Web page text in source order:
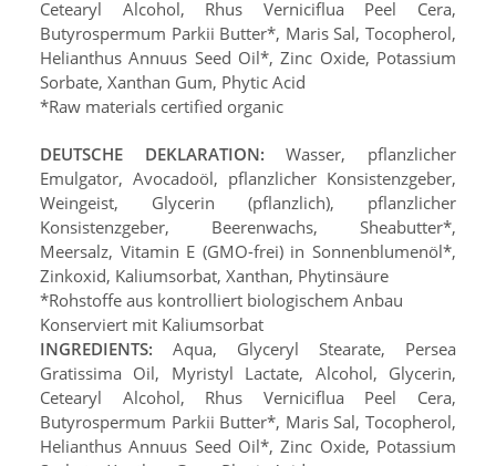
Cetearyl Alcohol, Rhus Verniciflua Peel Cera,
Butyrospermum Parkii Butter*, Maris Sal, Tocopherol,
Helianthus Annuus Seed Oil*, Zinc Oxide, Potassium
Sorbate, Xanthan Gum, Phytic Acid
*Raw materials certified organic
DEUTSCHE DEKLARATION: Wasser, pflanzlicher
Emulgator, Avocadoöl, pflanzlicher Konsistenzgeber,
Weingeist, Glycerin (pflanzlich), pflanzlicher
Konsistenzgeber, Beerenwachs, Sheabutter*,
Meersalz, Vitamin E (GMO-frei) in Sonnenblumenöl*,
Zinkoxid, Kaliumsorbat, Xanthan, Phytinsäure
*Rohstoffe aus kontrolliert biologischem Anbau
Konserviert mit Kaliumsorbat
INGREDIENTS: Aqua, Glyceryl Stearate, Persea
Gratissima Oil, Myristyl Lactate, Alcohol, Glycerin,
Cetearyl Alcohol, Rhus Verniciflua Peel Cera,
Butyrospermum Parkii Butter*, Maris Sal, Tocopherol,
Helianthus Annuus Seed Oil*, Zinc Oxide, Potassium